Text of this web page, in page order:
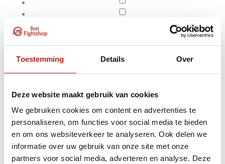
Toestemming Details Over
Deze website maakt gebruik van cookies
We gebruiken cookies om content en advertenties te
personaliseren, om functies voor social media te bieden
en om ons websiteverkeer te analyseren. Ook delen we
informatie over uw gebruik van onze site met onze
partners voor social media, adverteren en analyse. Deze
Apply filters
Producten getagd met
Axis V2
bokshandschoenen zwart/zwart